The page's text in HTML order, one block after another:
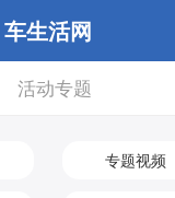
车生活网
活动专题
专题视频